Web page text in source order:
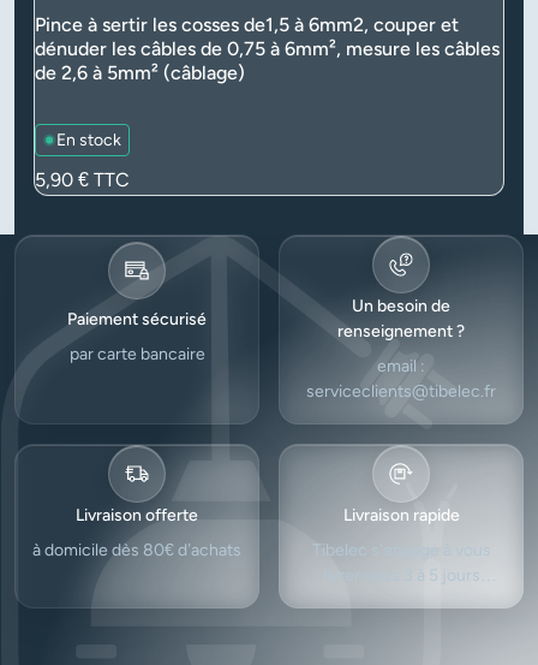
Pince à sertir les cosses de1,5 à 6mm2, couper et
dénuder les câbles de 0,75 à 6mm², mesure les câbles
de 2,6 à 5mm² (câblage)
En stock
Prix
5,90 € TTC
Paiement sécurisé
par carte bancaire
Un besoin de
renseignement ?
email :
serviceclients@tibelec.fr
Livraison offerte
à domicile dès 80€ d’achats
Livraison rapide
Tibelec s'engage à vous
livrer sous 3 à 5 jours